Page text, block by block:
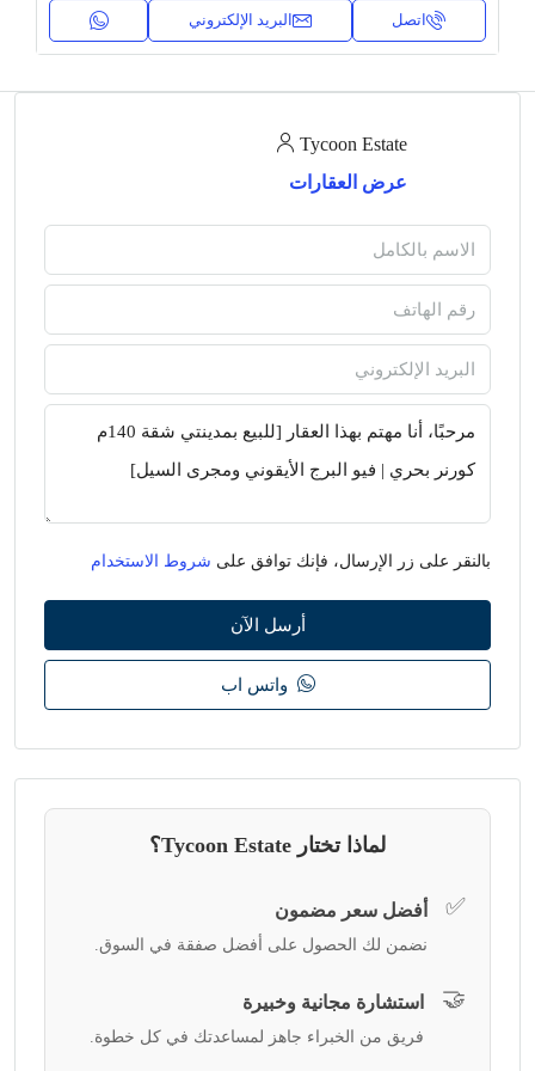
اتصل البريد الإلكتروني
Tycoon Estate
عرض العقارات
بالنقر على زر الإرسال، فإنك توافق على شروط الاستخدام
أرسل الآن
واتس اب
لماذا تختار Tycoon Estate؟
✅ أفضل سعر مضمون
نضمن لك الحصول على أفضل صفقة في السوق.
🤝 استشارة مجانية وخبيرة
فريق من الخبراء جاهز لمساعدتك في كل خطوة.